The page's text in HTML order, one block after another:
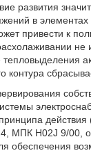
развития
в
привести к
не
тепловыделения
контура
МПК H02J 9/00,
обеспечения